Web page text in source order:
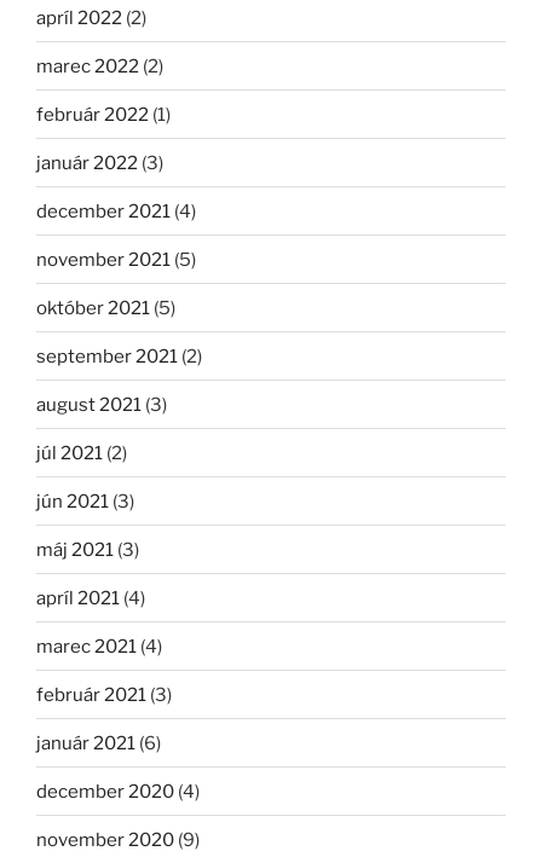
apríl 2022 (2)
marec 2022 (2)
február 2022 (1)
január 2022 (3)
december 2021 (4)
november 2021 (5)
október 2021 (5)
september 2021 (2)
august 2021 (3)
júl 2021 (2)
jún 2021 (3)
máj 2021 (3)
apríl 2021 (4)
marec 2021 (4)
február 2021 (3)
január 2021 (6)
december 2020 (4)
november 2020 (9)